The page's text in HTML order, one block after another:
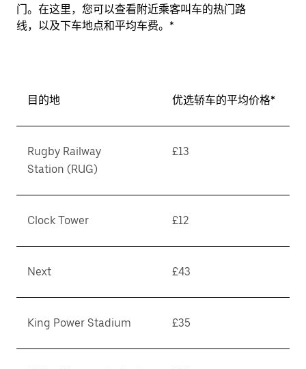
门。在这里，您可以查看附近乘客叫车的热门路
线，以及下车地点和平均车费。*
目的地 优选轿车的平均价格*
Rugby Railway
Station (RUG)
£13
Clock Tower £12
Next £43
King Power Stadium £35